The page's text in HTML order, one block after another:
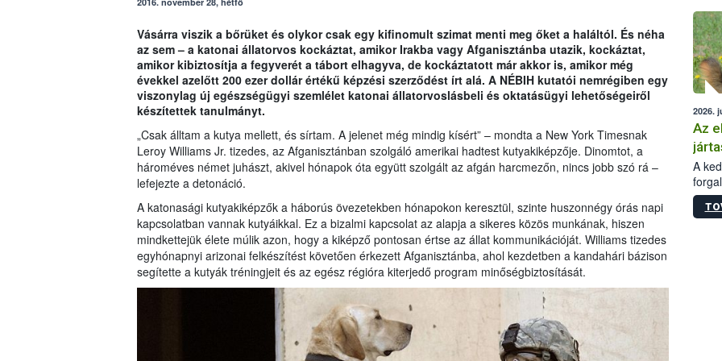
Vásárra viszik a bőrüket és olykor csak egy kifinomult szimat menti meg őket a haláltól. És néha
az sem – a katonai állatorvos kockáztat, amikor Irakba vagy Afganisztánba utazik, kockáztat,
amikor kibiztosítja a fegyverét a tábort elhagyva, de kockáztatott már akkor is, amikor még
évekkel azelőtt 200 ezer dollár értékű képzési szerződést írt alá. A NÉBIH kutatói nemrégiben egy
viszonylag új egészségügyi szemlélet katonai állatorvoslásbeli és oktatásügyi lehetőségeiről
készítettek tanulmányt.
„Csak álltam a kutya mellett, és sírtam. A jelenet még mindig kísért” – mondta a New York Timesnak
Leroy Williams Jr. tizedes, az Afganisztánban szolgáló amerikai hadtest kutyakiképzője. Dinomtot, a
hároméves német juhászt, akivel hónapok óta együtt szolgált az afgán harcmezőn, nincs jobb szó rá –
lefejezte a detonáció.
A katonasági kutyakiképzők a háborús övezetekben hónapokon keresztül, szinte huszonnégy órás napi
kapcsolatban vannak kutyáikkal. Ez a bizalmi kapcsolat az alapja a sikeres közös munkának, hiszen
mindkettejük élete múlik azon, hogy a kiképző pontosan értse az állat kommunikációját. Williams tizedes
egyhónapnyi arizonai felkészítést követően érkezett Afganisztánba, ahol kezdetben a kandahári bázison
segítette a kutyák tréningjeit és az egész régióra kiterjedő program minőségbiztosítását.
2026.
Az
A